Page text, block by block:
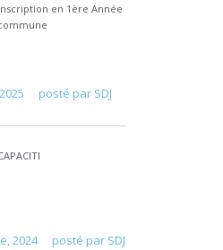
en 1ère Année
posté par SDJ
2024 posté par SDJ